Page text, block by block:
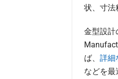
状、寸法
金型設計
ば、 詳細
などを